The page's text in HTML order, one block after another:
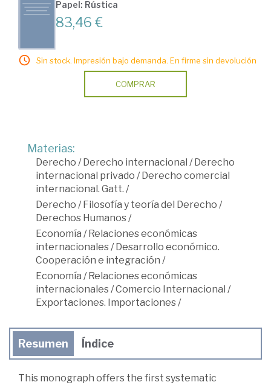
Papel: Rústica
83,46 €
Sin stock. Impresión bajo demanda. En firme sin devolución
COMPRAR
Materias:
Derecho / Derecho internacional / Derecho
internacional privado / Derecho comercial
internacional. Gatt. /
Derecho / Filosofía y teoría del Derecho /
Derechos Humanos/
Economía / Relaciones económicas
internacionales/ Desarrollo económico.
Cooperación e integración /
Economía / Relaciones económicas
internacionales/Comercio Internacional /
Exportaciones. Importaciones/
Resumen Índice
This monograph offers the first systematic